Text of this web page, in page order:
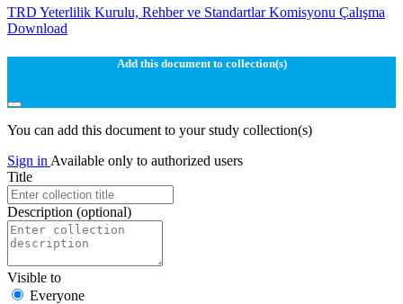
TRD Yeterlilik Kurulu, Rehber ve Standartlar Komisyonu Çalışma
Download
Add this document to collection(s)
You can add this document to your study collection(s)
Sign in Available only to authorized users
Title
Description (optional)
Visible to
Everyone